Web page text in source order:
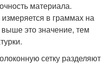
материала.
в граммах на
это значение, тем
сетку разделяют